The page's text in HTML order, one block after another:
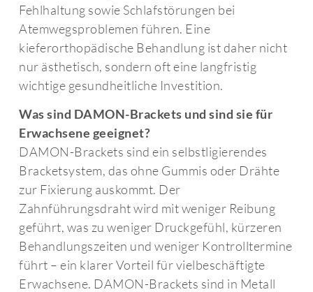
Fehlhaltung sowie Schlafstörungen bei
Atemwegsproblemen führen. Eine
kieferorthopädische Behandlung ist daher nicht
nur ästhetisch, sondern oft eine langfristig
wichtige gesundheitliche Investition.
Was sind DAMON-Brackets und sind sie für
Erwachsene geeignet?
DAMON-Brackets sind ein selbstligierendes
Bracketsystem, das ohne Gummis oder Drähte
zur Fixierung auskommt. Der
Zahnführungsdraht wird mit weniger Reibung
geführt, was zu weniger Druckgefühl, kürzeren
Behandlungszeiten und weniger Kontrolltermine
führt – ein klarer Vorteil für vielbeschäftigte
Erwachsene. DAMON-Brackets sind in Metall